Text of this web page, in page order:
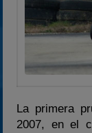
La primera
2007, en el